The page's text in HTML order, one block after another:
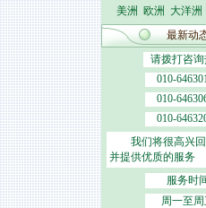
签证邀请函电
外商投资企业
外国(地区)企业常
北京市居民出境证
美洲 欧洲 大洋洲
最新动
请拨打咨
010-
010-
010-
我们将很高兴回
并提供优质的服务
服务时
周一至周